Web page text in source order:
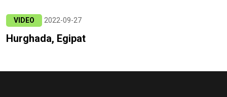
VIDEO 2022-09-27
Hurghada, Egipat